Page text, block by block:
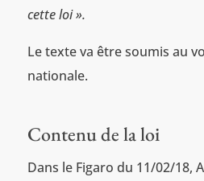
cette loi ».
Le texte va être soumis au
nationale.
Contenu de la loi
Dans le Figaro du 11/02/18,